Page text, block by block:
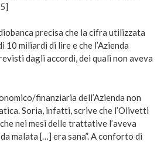
precisa che la cifra utilizzata
miliardi di lire e che l’Azienda
dagli accordi, dei quali non aveva
finanziaria dell’Azienda non
Soria, infatti, scrive che l’Olivetti
nei mesi delle trattative l’aveva
malata […] era sana”. A conforto di